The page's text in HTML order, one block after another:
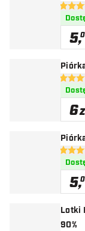
5
5,
5
6
5
5,
Lotki
90%